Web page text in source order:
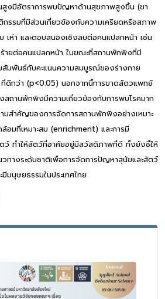
งมีอัตราการพบปัญหาด้านสุขภาพสูงขึ้น (ขา
กรรมที่มีส่วนเกี่ยวข้องกับความเครียดหรือสภาพ
เห่า และตอบสนองเชิงลบต่อคนแปลกหน้า เช่น
ร้ายต่อคนแปลกหน้า ในขณะที่สถานพักพิงที่มี
สัมพันธ์กับคะแนนความสมบูรณ์ของร่างกาย
กว่า (p<0.05) นอกจากนี้การขาดสัตวแพทย์
สถานพักพิงมีความเกี่ยวข้องกับการพบโรคมาก
สำคัญของการจัดการสถานพักพิงอย่างเหมาะ
อมที่เหมาะสม (enrichment) และการมี
ทำให้สัตว์ที่อาศัยอยู่มีสวัสดิภาพที่ดี ทั้งยังชี้ให้
วทางระดับชาติเพื่อการจัดการปัญหาสุนัขและสัตว์
มนุษยธรรมในประเทศไทย